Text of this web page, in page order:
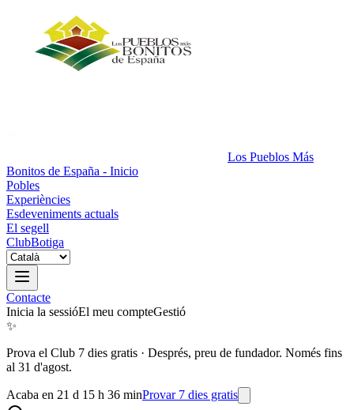
Los Pueblos Más
Bonitos de España - Inicio
Pobles
Experiències
Esdeveniments actuals
El segell
ClubBotiga
Contacte
Inicia la sessióEl meu compteGestió
✨
Prova el Club 7 dies gratis · Després, preu de fundador. Només fins
al 31 d'agost.
Acaba en 21 d 15 h 36 minProvar 7 dies gratis